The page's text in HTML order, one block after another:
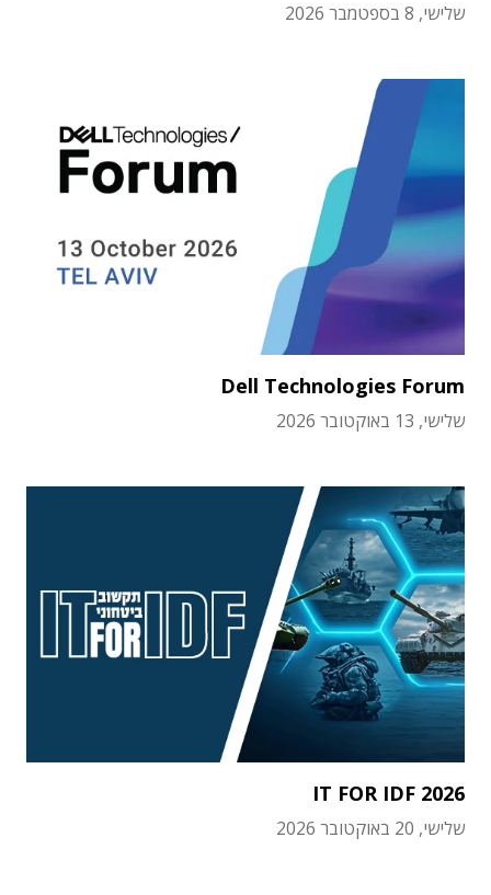
שלישי, 8 בספטמבר 2026
Dell Technologies Forum
שלישי, 13 באוקטובר 2026
IT FOR IDF 2026
שלישי, 20 באוקטובר 2026